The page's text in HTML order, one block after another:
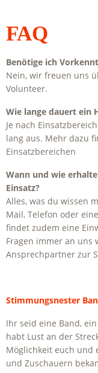
FAQ
Benötige ich
Nein, wir freuen uns
Volunteer.
Wie lange dauert ein
Je nach
lang aus. Mehr dazu
Einsatzbereichen
Wann und wie
Einsatz?
Alles, was du wissen
Mail, Telefon oder
findet zudem eine
Fragen immer an uns
Ansprechpartner zur
Stimmungsnester
Ihr seid eine Band,
habt Lust an der
Möglichkeit euch und
und Zuschauern